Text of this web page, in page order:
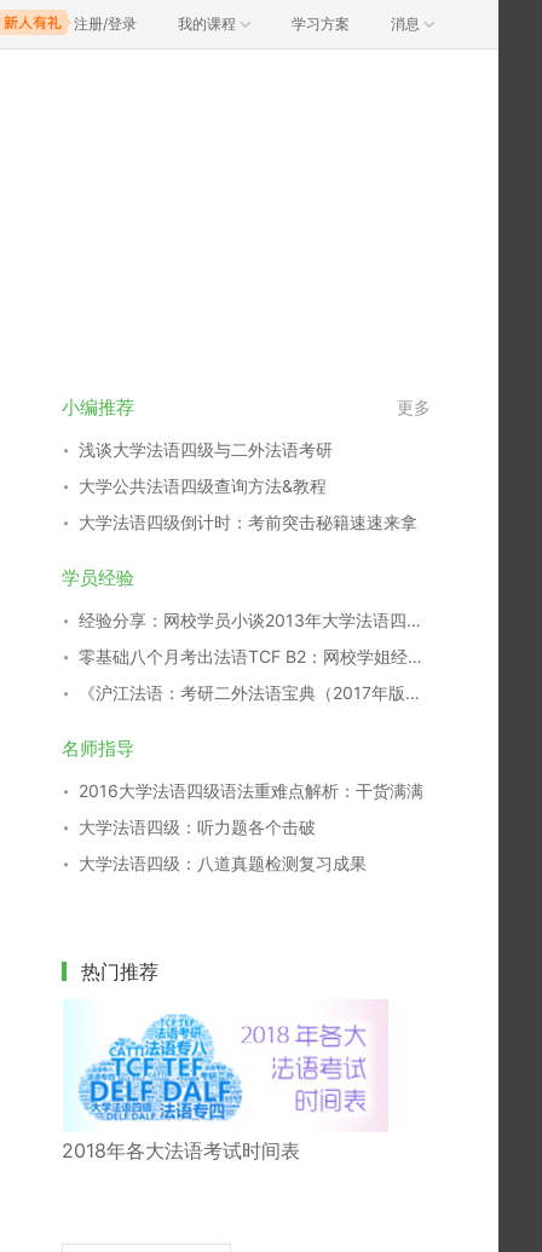
注册/登录 我的课程 学习方案 消息
小编推荐 更多
浅谈大学法语四级与二外法语考研
大学公共法语四级查询方法&教程
大学法语四级倒计时：考前突击秘籍速速来拿
学员经验
经验分享：网校学员小谈2013年大学法语四级考试备考过程
零基础八个月考出法语TCF B2：网校学姐经验分享
《沪江法语：考研二外法语宝典（2017年版）》开放下载！
名师指导
2016大学法语四级语法重难点解析：干货满满
大学法语四级：听力题各个击破
大学法语四级：八道真题检测复习成果
热门推荐
2018年各大法语考试时间表